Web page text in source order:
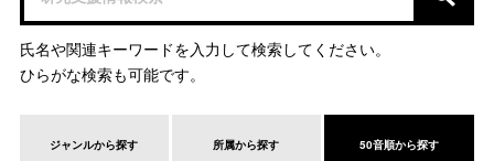
氏名や関連キーワードを入力して検索してください。
ひらがな検索も可能です。
ジャンルから探す 所属から探す 50音順から探す